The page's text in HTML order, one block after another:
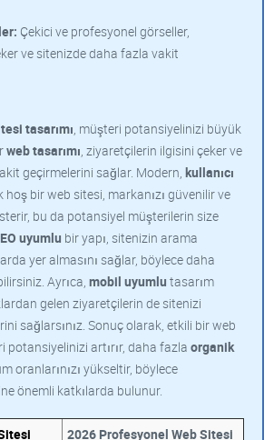
Çekici ve profesyonel görseller,
ve sitenizde daha fazla vakit
tasarımı, müşteri potansiyelinizi büyük
web tasarımı, ziyaretçilerin ilgisini çeker ve
geçirmelerini sağlar. Modern, kullanıcı
bir web sitesi, markanızı güvenilir ve
bu da potansiyel müşterilerin size
uyumlu bir yapı, sitenizin arama
yer almasını sağlar, böylece daha
Ayrıca, mobil uyumlu tasarım
gelen ziyaretçilerin de sitenizi
sağlarsınız. Sonuç olarak, etkili bir web
potansiyelinizi artırır, daha fazla organik
oranlarınızı yükseltir, böylece
önemli katkılarda bulunur.
2026 Profesyonel Web Sitesi